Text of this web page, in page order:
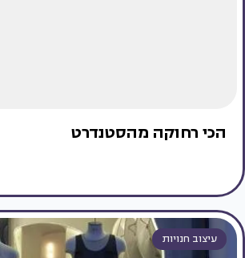
הכי רחוקה מהסטנדרט
עיצוב חנויות